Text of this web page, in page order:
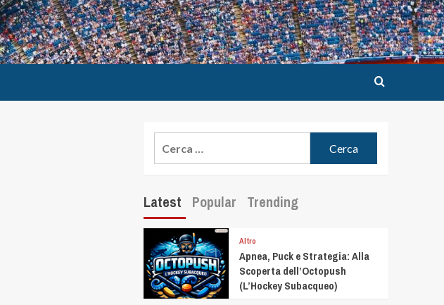
Latest Popular Trending
Altro
Apnea, Puck e Strategia: Alla
Scoperta dell’Octopush
(L’Hockey Subacqueo)